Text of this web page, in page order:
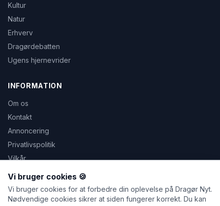
Kultur
Natur
Erhverv
Dragørdebatten
Ugens hjernevrider
INFORMATION
Om os
Kontakt
Annoncering
Privatlivspolitik
Vilkår
Avis udeblevet
Vi bruger cookies 🍪
Vi bruger cookies for at forbedre din oplevelse på Dragør Nyt.
Nødvendige cookies sikrer at siden fungerer korrekt. Du kan